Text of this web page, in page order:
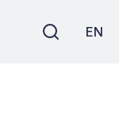
EN